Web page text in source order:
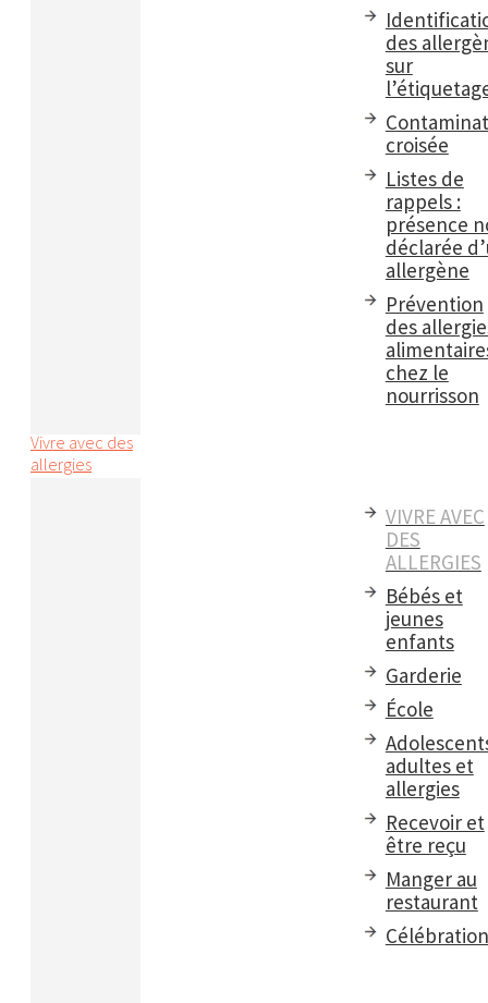
des
sur
croisée
Listes de
rappels :
présence
déclarée
allergène
Prévention
des
chez le
nourrisson
Vivre avec des
allergies
VIVRE AVEC
DES
ALLERGIES
Bébés et
jeunes
enfants
Garderie
École
adultes et
allergies
Recevoir et
être reçu
Manger au
restaurant